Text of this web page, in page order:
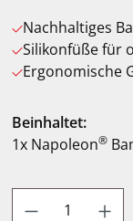
Nachhaltiges
Silikonfüße für
Ergonomische
Beinhaltet:
1x Napoleon®
Produkt